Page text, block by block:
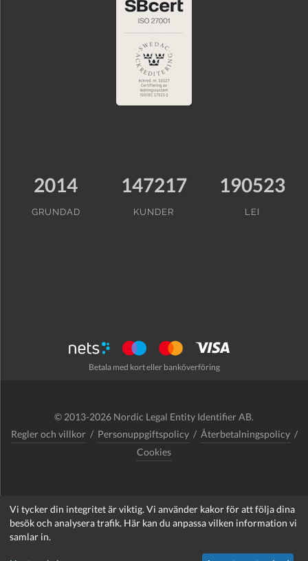
Vi tycker din integritet är viktig. Vi använder kakor för att följa dina
besök och analysera trafik. Här kan du anpassa vilken information vi
samlar in.
2014
GRUNDAD
147217
KUNDER
190523
LEI
Betala med kort eller banköverföring
© 2013-2026 Nordic Legal Entity Identifier AB.
Regler och villkor / Personuppgiftspolicy / Återbetalningspolicy /
Cookies
support@nordlei.org